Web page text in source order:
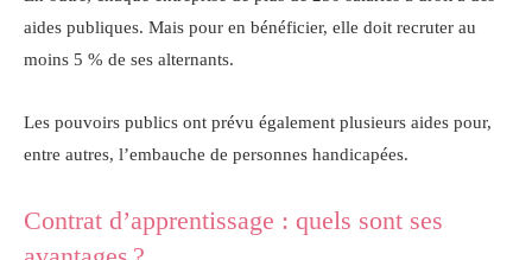
aides publiques. Mais pour en bénéficier, elle doit recruter au
moins 5 % de ses alternants.
Les pouvoirs publics ont prévu également plusieurs aides pour,
entre autres, l’embauche de personnes handicapées.
Contrat d’apprentissage : quels sont ses